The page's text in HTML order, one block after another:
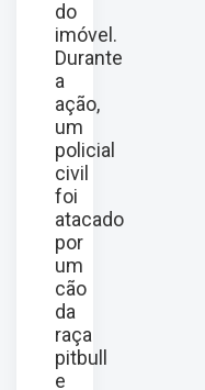
do
imóvel.
Durante
a
ação,
um
policial
civil
foi
atacado
por
um
cão
da
raça
pitbull
e